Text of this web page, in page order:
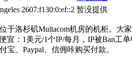
2607:f130:0:ef::2 暂没提供
于洛杉矶Multacom机房的机柜。大
宜：1美元/1个IP/每月，IP被Ban工
宝、Paypal、信佣咔购买付款。